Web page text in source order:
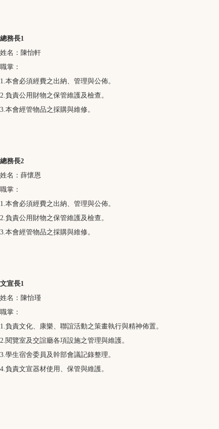
總務長1
姓名：陳怡軒
職掌：
1.本會必須經費之出納、管理與公佈。
2.負責公用財物之保管維護及檢查。
3.本會經管物品之採購與維修。
總務長2
姓名：薛懷恩
職掌：
1.本會必須經費之出納、管理與公佈。
2.負責公用財物之保管維護及檢查。
3.本會經管物品之採購與維修。
文宣長1
姓名：陳怡瑾
職掌：
1.負責文化、康樂、聯誼活動之策畫執行與精神佈置。
2.閱覽室及交誼廳各項設施之管理與維護。
3.學生宿舍委員及幹部會議記錄整理。
4.負責文宣器材使用、保管與維護。